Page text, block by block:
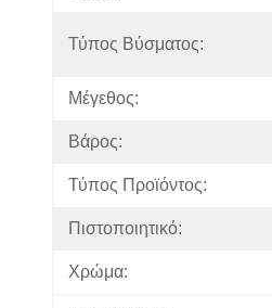
Τύπος Βύσματος:
Μέγεθος:
Βάρος:
Τύπος Προϊόντος:
Πιστοποιητικό:
Χρώμα: